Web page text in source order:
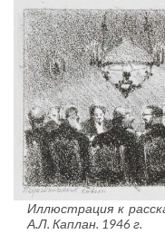
Иллюстрация к
А.Л. Каплан. 1946 г.